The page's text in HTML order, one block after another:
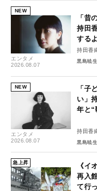
NEW
エンタメ
2026.08.07
「昔
持田
する
持田香
黒島暁生
NEW
エンタメ
2026.08.07
「子
い」
年と“
持田香
黒島暁生
急上昇
《イ
再入
て行